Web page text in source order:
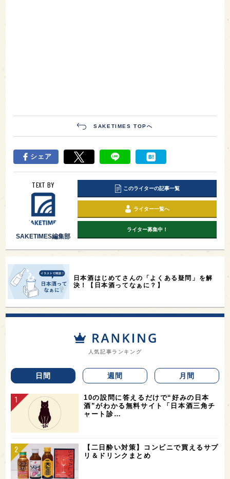
SAKETIMES TOPへ
シェア
TEXT BY
SAKETIMES編集部
このライターの記事一覧
ライター一覧へ
ライター募集中！
日本酒はじめてさんの「よくある疑問」を解
決！【日本酒ってなぁに？】
人気記事ランキング
日間 週間 月間
10の設問に答えるだけで“好みの日本
酒”がわかる無料サイト「日本酒三角チ
ャート診…
【二日酔い対策】コンビニで買えるサプ
リ＆ドリンクまとめ